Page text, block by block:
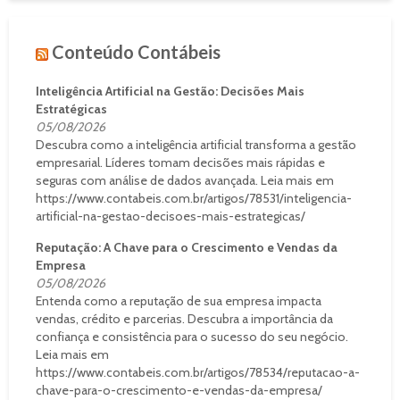
Conteúdo Contábeis
Inteligência Artificial na Gestão: Decisões Mais
Estratégicas
05/08/2026
Descubra como a inteligência artificial transforma a gestão
empresarial. Líderes tomam decisões mais rápidas e
seguras com análise de dados avançada. Leia mais em
https://www.contabeis.com.br/artigos/78531/inteligencia-
artificial-na-gestao-decisoes-mais-estrategicas/
Reputação: A Chave para o Crescimento e Vendas da
Empresa
05/08/2026
Entenda como a reputação de sua empresa impacta
vendas, crédito e parcerias. Descubra a importância da
confiança e consistência para o sucesso do seu negócio.
Leia mais em
https://www.contabeis.com.br/artigos/78534/reputacao-a-
chave-para-o-crescimento-e-vendas-da-empresa/